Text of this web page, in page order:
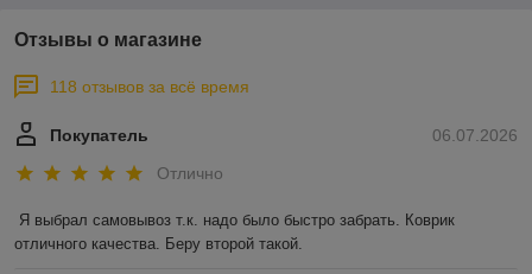
Отзывы о магазине
118 отзывов за всё время
06.07.2026
Покупатель
Отлично
Я выбрал самовывоз т.к. надо было быстро забрать. Коврик
отличного качества. Беру второй такой.